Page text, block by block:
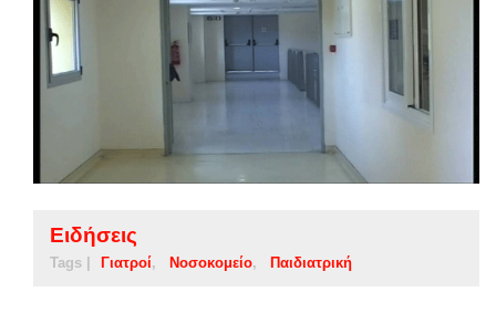
Ειδήσεις
Tags | Γιατροί Νοσοκομείο Παιδιατρική